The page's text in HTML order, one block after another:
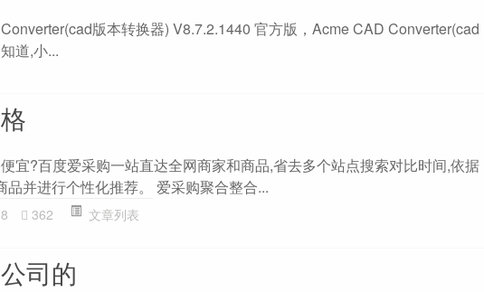
版本转换器) V8.7.2.1440 官方版，Acme CAD Converter(cad
道,小...
宜?百度爱采购一站直达全网商家和商品,省去多个站点搜索对比时间,依据
并进行个性化推荐。 爱采购聚合整合...
362 文章列表
司的